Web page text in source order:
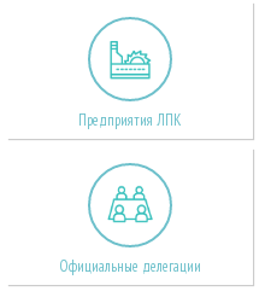
Предприятия ЛПК
Официальные делегации